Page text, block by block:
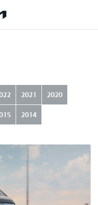
2021 2020
2014